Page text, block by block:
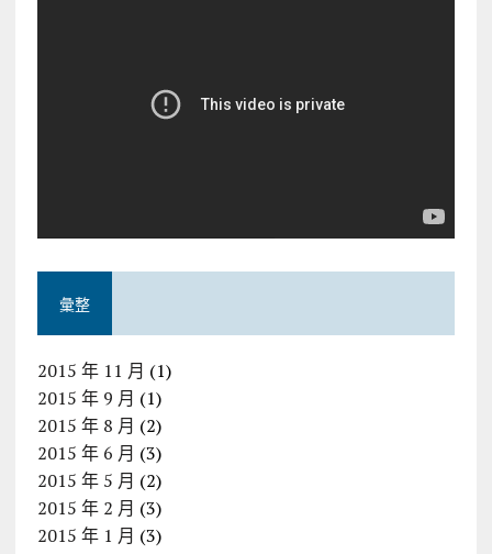
彙整
2015 年 11 月 (1)
2015 年 9 月 (1)
2015 年 8 月 (2)
2015 年 6 月 (3)
2015 年 5 月 (2)
2015 年 2 月 (3)
2015 年 1 月 (3)